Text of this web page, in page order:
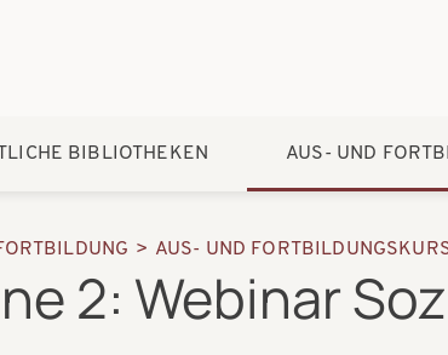
BIBLIOTHEKEN AUS- UND
AUS- UND
2: Webinar